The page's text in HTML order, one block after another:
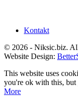
Kontakt
© 2026 - Niksic.biz.
Website Design:
This website uses
you're ok with this,
More